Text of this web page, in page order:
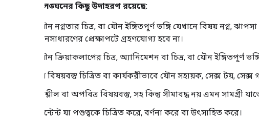
এখানে লঙ্ঘনের কিছু উদাহরণ রয়েছে:
যৌন নগ্নতার চিত্র, বা যৌন ইঙ্গিতপূর্ণ ভঙ্গি যেখানে বিষয় নগ্ন,
জনসাধারণের প্রেক্ষাপটে গ্রহণযোগ্য হবে না।
যৌন ক্রিয়াকলাপের চিত্র, অ্যানিমেশন বা চিত্র, বা যৌন ইঙ্গিতপূর্ণ
যে বিষয়বস্তু চিত্রিত বা কার্যকরীভাবে যৌন সহায়ক, সেক্স টয়,
অশ্লীল বা অপবিত্র বিষয়বস্তু, সহ কিন্তু সীমাবদ্ধ নয় এমন সামগ্রী
কন্টেন্ট যা পশুত্বকে চিত্রিত করে, বর্ণনা করে বা উৎসাহিত করে।